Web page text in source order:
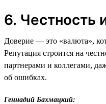
6. Честность
Доверие — это «валюта»,
Репутация строится на
партнерами и коллегами,
об ошибках.
Геннадий Бахмацкий: